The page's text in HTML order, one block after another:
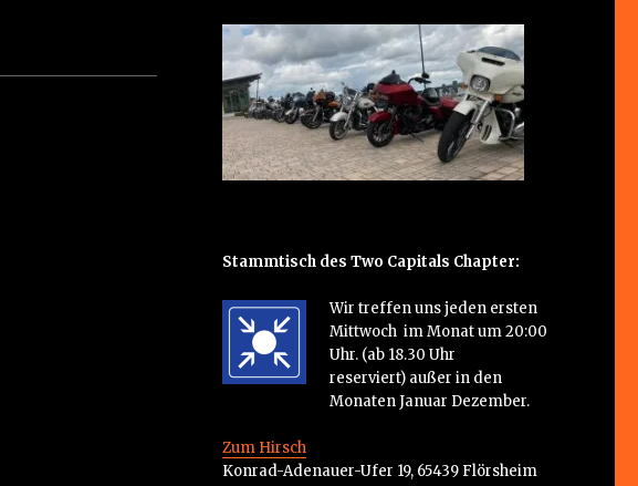
Stammtisch des Two Capitals Chapter:
Wir treffen uns jeden ersten
Mittwoch im Monat um 20:00
Uhr. (ab 18.30 Uhr
reserviert) außer in den
Monaten Januar Dezember.
Zum Hirsch
Konrad-Adenauer-Ufer 19, 65439 Flörsheim